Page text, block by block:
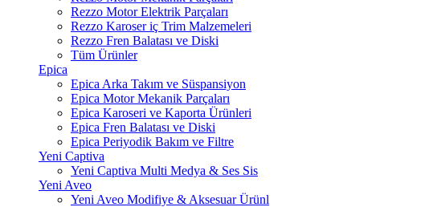
Rezzo Motor Elektrik Parçaları
Rezzo Karoser iç Trim Malzemeleri
Rezzo Fren Balatası ve Diski
Tüm Ürünler
Epica
Epica Arka Takım ve Süspansiyon
Epica Motor Mekanik Parçaları
Epica Karoseri ve Kaporta Ürünleri
Epica Fren Balatası ve Diski
Epica Periyodik Bakım ve Filtre
Yeni Captiva
Yeni Captiva Multi Medya & Ses Sis
Yeni Aveo
Yeni Aveo Modifiye & Aksesuar Ürünl